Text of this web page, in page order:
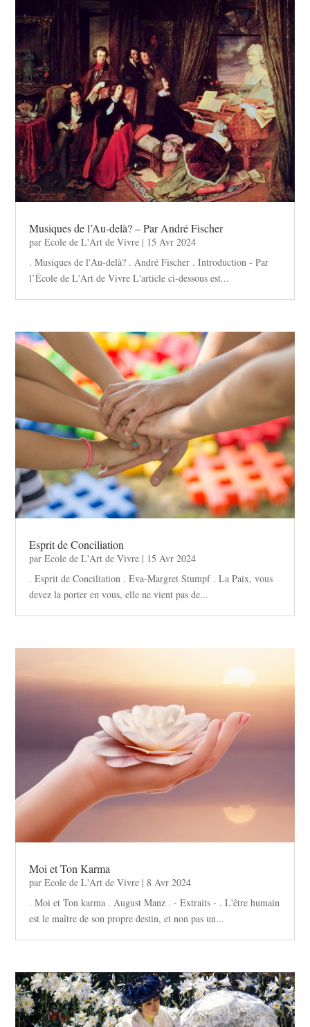
Musiques de l’Au-delà? – Par André Fischer
parEcole de L'Art de Vivre | 15 Avr 2024
. Musiques de l'Au-delà? . André Fischer . Introduction - Par
l’École de L'Art de Vivre L'article ci-dessous est...
Esprit de Conciliation
parEcole de L'Art de Vivre | 15 Avr 2024
. Esprit de Conciliation . Eva-Margret Stumpf . La Paix, vous
devez la porter en vous, elle ne vient pas de...
Moi et Ton Karma
parEcole de L'Art de Vivre | 8 Avr 2024
. Moi et Ton karma . August Manz . - Extraits - . L'être humain
est le maître de son propre destin, et non pas un...